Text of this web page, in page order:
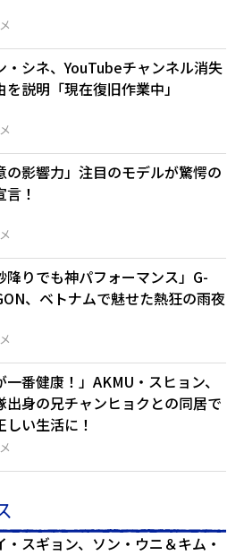
・シネ、YouTubeチャンネル消失
を説明「現在復旧作業中」
の影響力」注目のモデルが驚愕の
！
降りでも神パフォーマンス」G-
、ベトナムで魅せた熱狂の雨夜
一番健康！」AKMU・スヒョン、
出身の兄チャンヒョクとの同居で
しい生活に！
・スギョン、ソン・ウニ＆キム・